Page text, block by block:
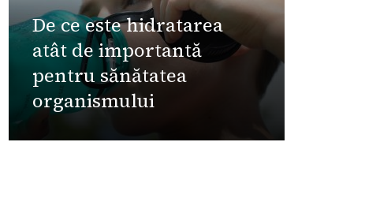
De ce este hidratarea
atât de importantă
pentru sănătatea
organismului